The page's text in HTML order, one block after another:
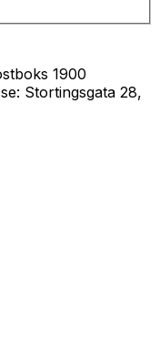
1900
Stortingsgata 28,